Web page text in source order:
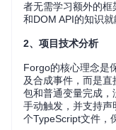
者无需学习额外的
和DOM API的知识就
2、项目技术分析
Forgo的核心理念是
及合成事件，而是
包和普通变量完成
手动触发，并支持
个TypeScript文件，